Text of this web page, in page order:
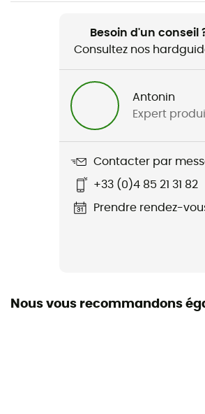
Ski de randonnée / Alpinisme / Ski
Nom du produit
Piz Palu'Evo Jkt
Besoin d'un conseil
Consultez nos
Antonin
Expert
Contacter par
+33 (0)4 85 21 31 82
Prendre rendez-
Nous vous recommandons